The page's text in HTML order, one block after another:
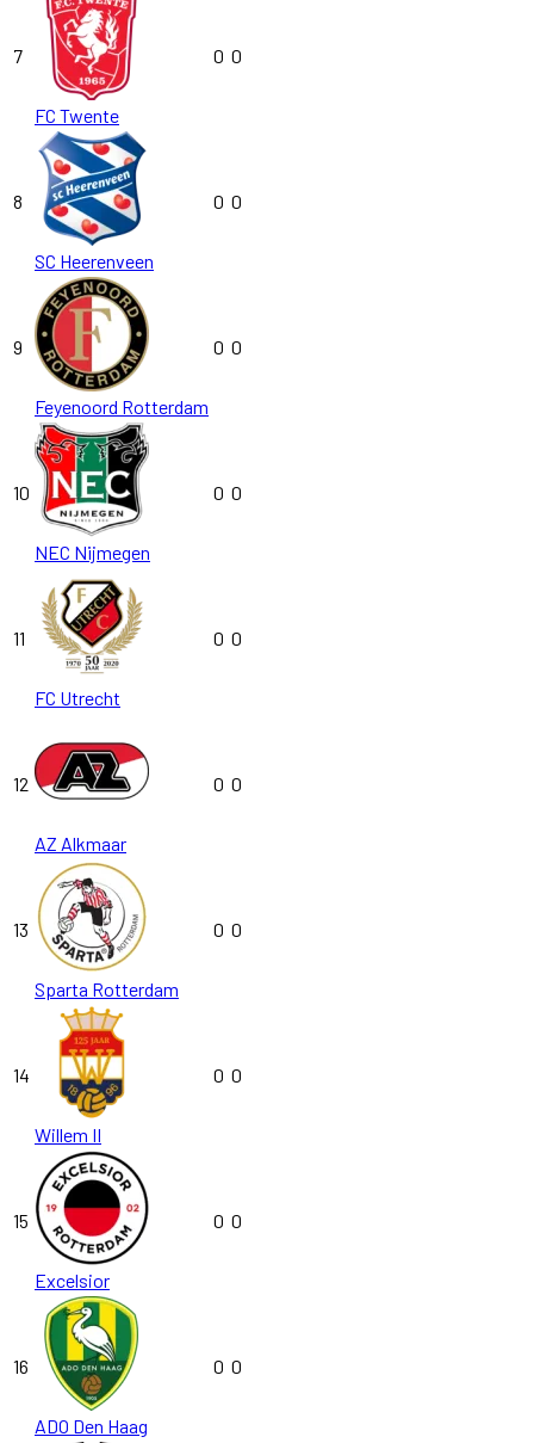
7
FC Twente
0 0
8
SC Heerenveen
0 0
9
Feyenoord Rotterdam
0 0
10
NEC Nijmegen
0 0
11
FC Utrecht
0 0
12
AZ Alkmaar
0 0
13
Sparta Rotterdam
0 0
14
Willem II
0 0
15
Excelsior
0 0
16
ADO Den Haag
0 0